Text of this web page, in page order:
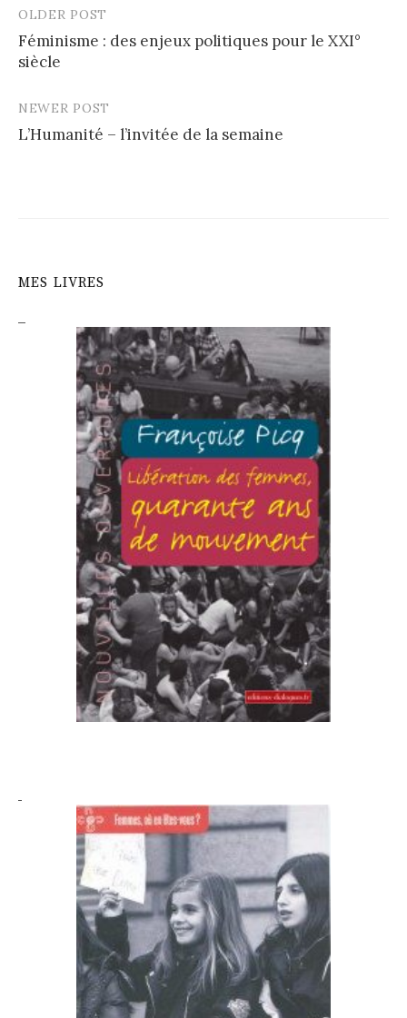
Post
navigation
OLDER POST
Féminisme : des enjeux politiques pour le XXI°
siècle
NEWER POST
L’Humanité – l’invitée de la semaine
MES LIVRES